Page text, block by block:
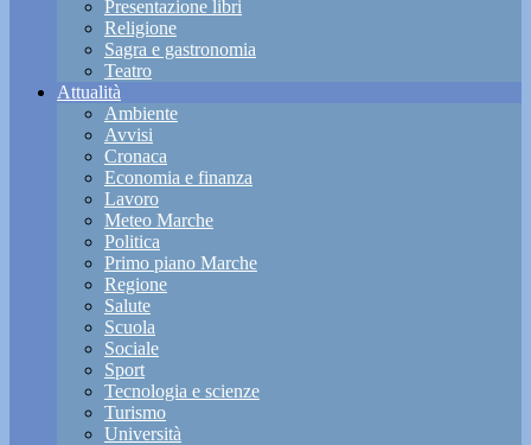
Presentazione libri
Religione
Sagra e gastronomia
Teatro
Attualità
Ambiente
Avvisi
Cronaca
Economia e finanza
Lavoro
Meteo Marche
Politica
Primo piano Marche
Regione
Salute
Scuola
Sociale
Sport
Tecnologia e scienze
Turismo
Università